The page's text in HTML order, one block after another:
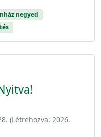
negyed
(Létrehozva: 2026.